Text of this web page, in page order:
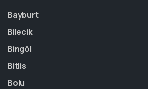
Bayburt
Bilecik
Bingöl
Bitlis
Bolu